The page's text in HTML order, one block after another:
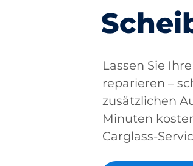
Lassen Sie
reparieren –
zusätzlichen
Minuten
Carglass-